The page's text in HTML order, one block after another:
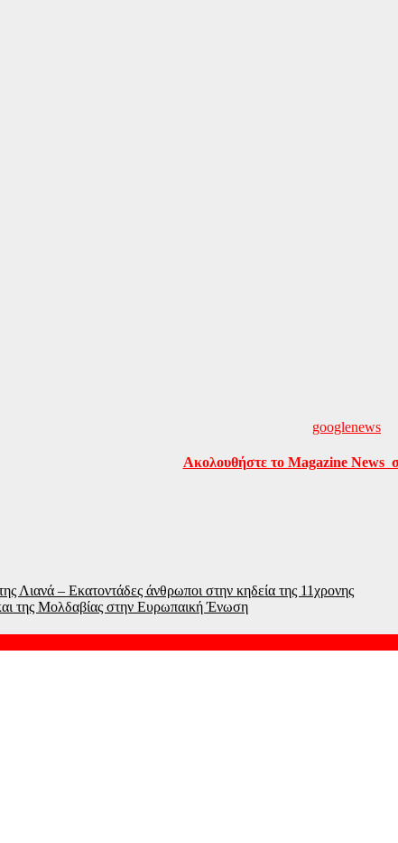
Ακολουθήστε το Magazine News
Λιανά – Εκατοντάδες άνθρωποι στην κηδεία της 11χρονης
της Μολδαβίας στην Ευρωπαική Ένωση